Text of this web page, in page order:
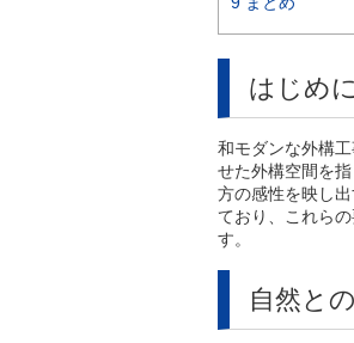
はじめに
和モダンな外構
せた外構空間を
方の感性を映し
ており、これら
す。
自然と